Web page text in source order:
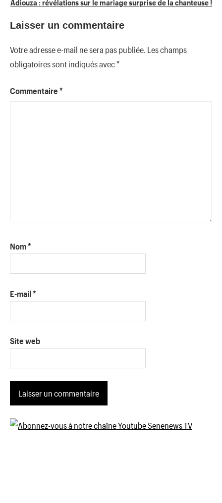
Adiouza : révélations sur le mariage surprise de la chanteuse !
Laisser un commentaire
Votre adresse e-mail ne sera pas publiée. Les champs
obligatoires sont indiqués avec*
Commentaire *
Nom*
E-mail *
Site web